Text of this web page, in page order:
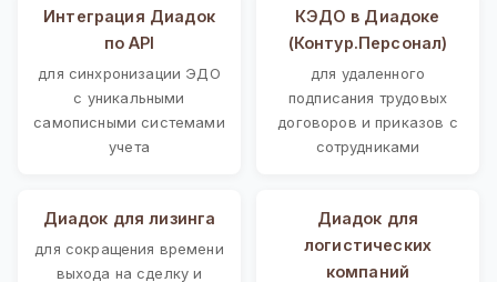
Интеграция Диадок
по API
для синхронизации ЭДО
с уникальными
самописными системами
учета
КЭДО в Диадоке
(Контур.Персонал)
для удаленного
подписания трудовых
договоров и приказов с
сотрудниками
Диадок для лизинга
для сокращения времени
выхода на сделку и
Диадок для
логистических
компаний